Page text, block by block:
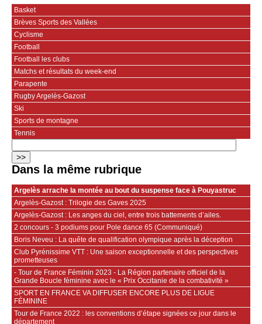
Basket
Brèves Sports des Vallées
Cyclisme
Football
Football les clubs
Matchs et résultats du week-end
Parapente
Rugby Argelès-Gazost
Ski
Sports de montagne
Tennis
Dans la même rubrique
Argelès arrache la montée au bout du suspense face à Pouyastruc
Argelès-Gazost : Trilogie des Gaves 2025
Argelès-Gazost : Les anges du ciel, entre trois battements d’ailes.
2 concours - 3 podiums pour Pole dance 65 (Communiqué)
Boris Neveu : La quête de qualification olympique après la déception
Club Pyrénissime VTT : Une saison exceptionnelle et des perspectives
prometteuses
- Tour de France Féminin 2023 - La Région partenaire officiel de la
Grande Boucle féminine avec le « Prix Occitanie de la combativité »
SPORT EN FRANCE VA DIFFUSER ENCORE PLUS DE LIGUE
FÉMININE
Tour de France 2022 : les conventions d’étape signées ce jour dans le
département